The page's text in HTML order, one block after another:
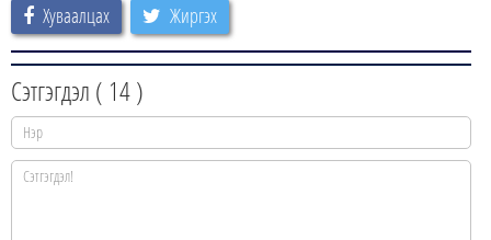
Хуваалцах Жиргэх
Сэтгэгдэл ( 14)